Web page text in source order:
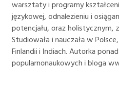
warsztaty i programy
językowej, odnalezieniu i
potencjału, oraz holistycznym,
Studiowała i nauczała w
Finlandii i Indiach. Autorka
popularnonaukowych i bloga